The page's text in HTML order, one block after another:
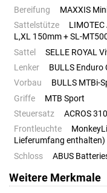
Bereifung
MAXXIS
Sattelstütze
L,XL 150mm + SL-
Sattel
SELLE ROYAL
Lenker
BULLS Enduro
Vorbau
BULLS MTBi-
Griffe
MTB Sport
Steuersatz
ACROS
Frontleuchte
Lieferumfang enthalten)
Schloss
ABUS
Weitere Merkmale